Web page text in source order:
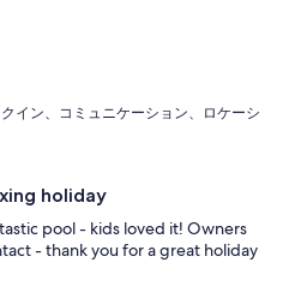
イン、コミュニケーション、ロケーシ
holiday
pool - kids loved it! Owners
- thank you for a great holiday